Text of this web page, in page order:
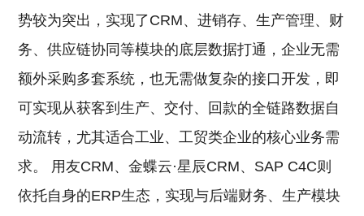
势较为突出，实现了CRM、进销存、生产管理、财
务、供应链协同等模块的底层数据打通，企业无需
额外采购多套系统，也无需做复杂的接口开发，即
可实现从获客到生产、交付、回款的全链路数据自
动流转，尤其适合工业、工贸类企业的核心业务需
求。 用友CRM、金蝶云·星辰CRM、SAP C4C则
依托自身的ERP生态，实现与后端财务、生产模块